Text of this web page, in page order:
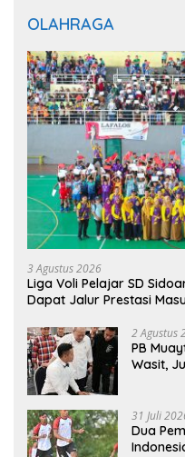
OLAHRAGA
3 Agustus 2026
Liga Voli Pelajar SD
Dapat Jalur Prestasi
2 Agustus
PB
Wasit,
31 Juli
Dua